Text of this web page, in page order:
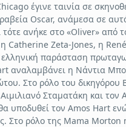
έγινε ταινία σε
Oscar, ανάμεσα σε
τότε ανήκε στο «Oliver» από
Catherine Zeta-Jones, η
παράσταση
αναλαμβάνει η Νάντια
Στο ρόλο του
Σταματάκη και
υποδυθεί τον Amos Hart
Στο ρόλο της Mama Morton